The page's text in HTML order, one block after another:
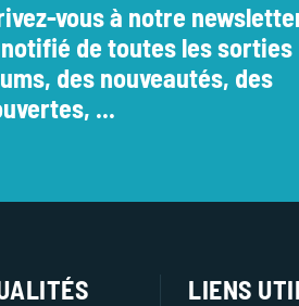
vous à notre
de toutes les sorties
des nouveautés, des
...
LIENS